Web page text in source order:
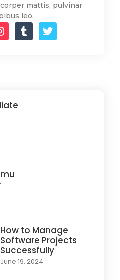
mattis, pulvinar
leo.
How to Manage
Software Projects
Successfully
June 19, 2024